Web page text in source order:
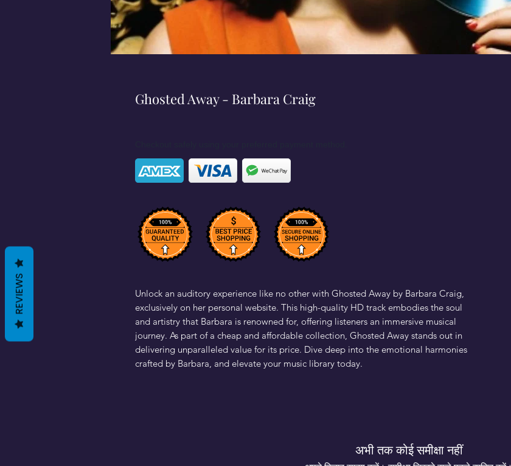
Ghosted Away - Barbara Craig
Unlock an auditory experience like no other with Ghosted Away by Barbara Craig,
exclusively on her personal website. This high-quality HD track embodies the soul
and artistry that Barbara is renowned for, offering listeners an immersive musical
journey. As part of a cheap and affordable collection, Ghosted Away stands out in
delivering unparalleled value for its price. Dive deep into the emotional harmonies
crafted by Barbara, and elevate your music library today.
अभी तक कोई समीक्षा नहीं
REVIEWS